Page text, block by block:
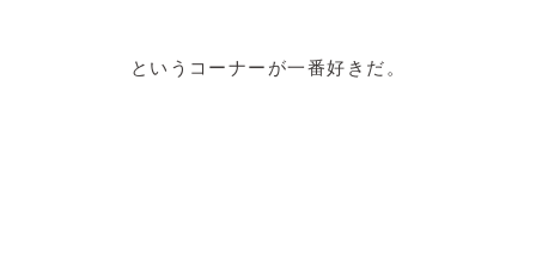
というコーナーが一番好きだ。